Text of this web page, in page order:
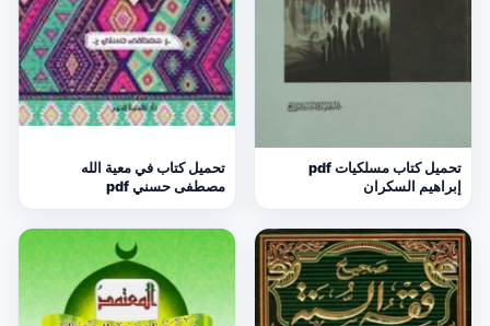
تحميل كتاب مسلكيات pdf
إبراهيم السكران
تحميل كتاب في معية الله
مصطفى حسني pdf